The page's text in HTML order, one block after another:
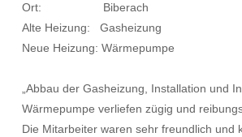
Ort: Biberach
Alte Heizung: Gasheizung
Neue Heizung: Wärmepumpe
„Abbau der Gasheizung, Installation und
Wärmepumpe verliefen zügig und
Die Mitarbeiter waren sehr freundlich und